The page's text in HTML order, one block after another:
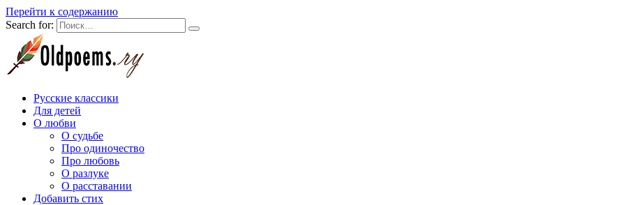
Перейти к содержанию
Search for:
Русские классики
Для детей
О любви
О судьбе
Про одиночество
Про любовь
О разлуке
О расставании
Добавить стих